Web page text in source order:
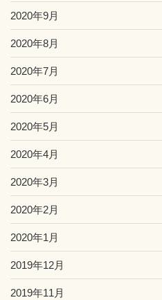
2020年9月
2020年8月
2020年7月
2020年6月
2020年5月
2020年4月
2020年3月
2020年2月
2020年1月
2019年12月
2019年11月